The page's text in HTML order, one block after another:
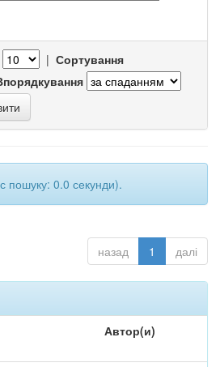
| Сортування
пошуку: 0.0 секунди).
назад 1 далі
Автор(и)